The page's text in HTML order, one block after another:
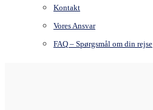
Kontakt
Vores Ansvar
FAQ – Spørgsmål om din rejse